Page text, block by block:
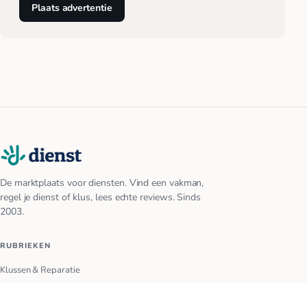
Plaats advertentie
De marktplaats voor diensten. Vind een vakman,
regel je dienst of klus, lees echte reviews. Sinds
2003.
RUBRIEKEN
Klussen & Reparatie